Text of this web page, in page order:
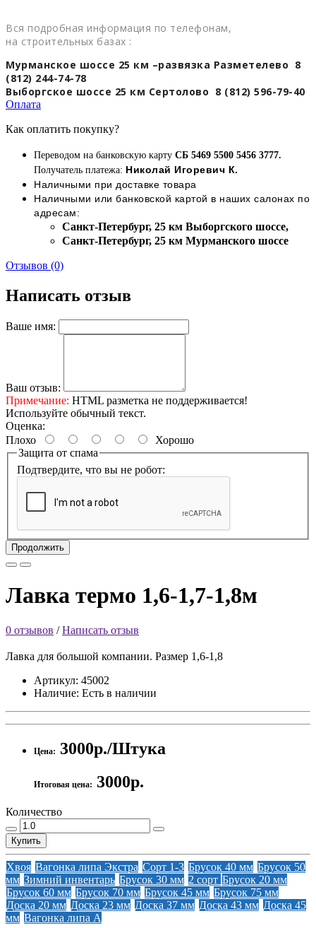
Вся подробная информация по телефонам,
на строительных базах :
Мурманское шоссе 25 км –развязка Разметелево 8
(812) 244-74-78
Выборгское шоссе 25 км Сертолово 8 (812) 596-79-40
Оплата
Как оплатить покупку?
Переводом на банковскую карту СБ 5469 5500 5456 3777.
Получатель платежа: Николай Игоревич К.
Наличными при доставке товара
Наличными или банковской картой в наших салонах по
адресам:
Cанкт-Петербург, 25 км Выборгского шоссе,
Cанкт-Петербург, 25 км Мурманского шоссе
Отзывов (0)
Написать отзыв
Ваше имя:
Ваш отзыв:
Примечание: HTML разметка не поддерживается!
Используйте обычный текст.
Оценка:
Плохо
Хорошо
Защита от спама
Подтвердите, что вы не робот:
Продолжить
Лавка термо 1,6-1,7-1,8м
0 отзывов /Написать отзыв
Лавка для большой компании. Размер 1,6-1,8
Артикул: 45002
Наличие: Есть в наличии
Цена: 3000р./Штука
Итоговая цена: 3000р.
Количество
Купить
Хвоя Вагонка липа Экстра Сорт 1-3 Брусок 40 мм Брусок 50
мм Зимний инвентарь Брусок 30 мм 2 сорт Брусок 20 мм
Брусок 60 мм Брусок 70 мм Брусок 45 мм Брусок 75 мм
Доска 20 мм Доска 23 мм Доска 37 мм Доска 43 мм Доска 45
мм Вагонка липа А